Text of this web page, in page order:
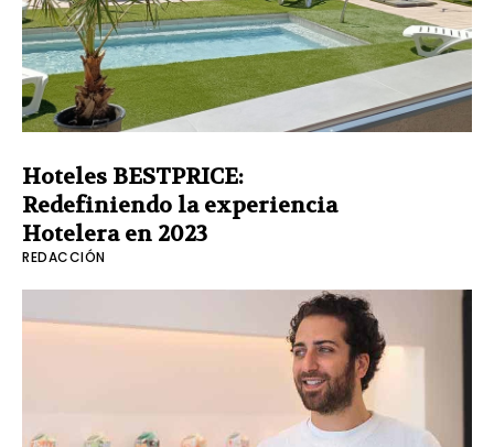
Hoteles BESTPRICE:
Redefiniendo la experiencia
Hotelera en 2023
REDACCIÓN